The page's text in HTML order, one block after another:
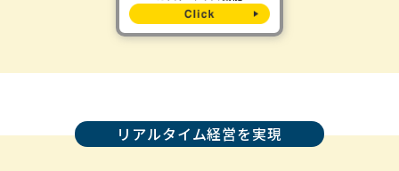
リアルタイム経営を実現